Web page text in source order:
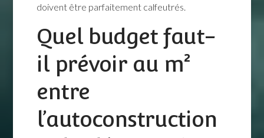
doivent être parfaitement calfeutrés.
Quel budget faut-
il prévoir au m²
entre
l’autoconstruction